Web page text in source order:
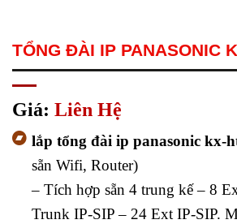
TỔNG ĐÀI IP PANASONIC
Giá: Liên Hệ
lắp tổng đài ip panasonic kx-
sẵn Wifi, Router)
– Tích hợp sẵn 4 trung kế – 8
Trunk IP-SIP – 24 Ext IP-SIP.